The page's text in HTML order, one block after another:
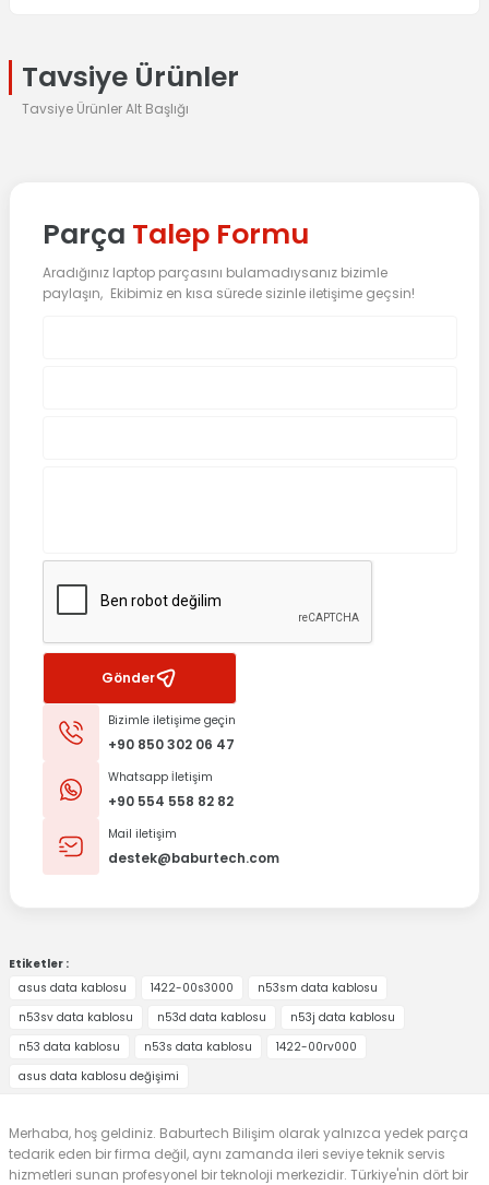
Tavsiye Ürünler
Tavsiye Ürünler Alt Başlığı
0.0 Puan - 0 Yorum
0.0 Puan - 0 Yorum
TL
Parça Talep Formu
Aradığınız laptop parçasını bulamadıysanız bizimle
paylaşın, Ekibimiz en kısa sürede sizinle iletişime geçsin!
Gönder
Bizimle iletişime geçin
+90 850 302 06 47
Whatsapp İletişim
+90 554 558 82 82
Mail iletişim
destek@baburtech.com
Etiketler :
asus data kablosu
1422-00s3000
n53sm data kablosu
n53sv data kablosu
n53d data kablosu
n53j data kablosu
n53 data kablosu
n53s data kablosu
1422-00rv000
asus data kablosu değişimi
Merhaba, hoş geldiniz. Baburtech Bilişim olarak yalnızca yedek parça
tedarik eden bir firma değil, aynı zamanda ileri seviye teknik servis
hizmetleri sunan profesyonel bir teknoloji merkezidir. Türkiye'nin dört bir